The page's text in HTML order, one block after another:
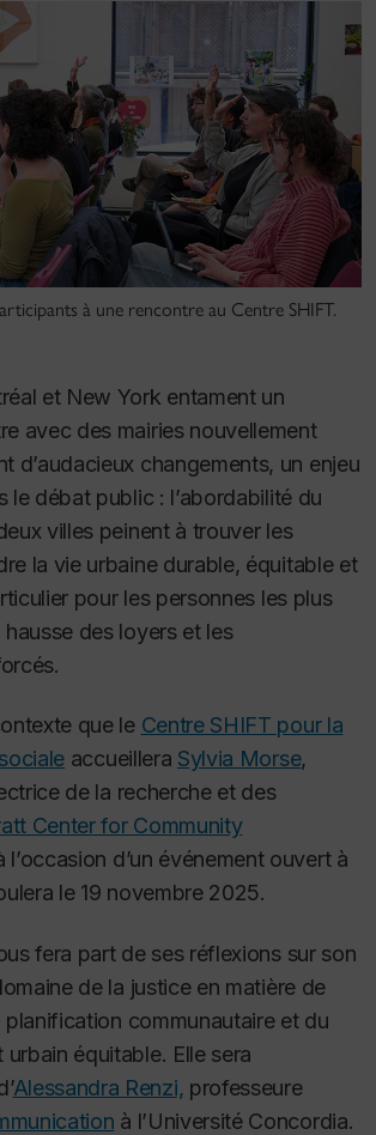
à une rencontre au Centre SHIFT.
et New York entament un
avec des mairies nouvellement
d’audacieux changements, un enjeu
le débat public : l’abordabilité du
villes peinent à trouver les
la vie urbaine durable, équitable et
pour les personnes les plus
des loyers et les
que le Centre SHIFT pour la
accueillera Sylvia Morse,
de la recherche et des
Center for Community
l’occasion d’un événement ouvert à
le 19 novembre 2025.
fera part de ses réflexions sur son
de la justice en matière de
communautaire et du
équitable. Elle sera
Alessandra Renzi, professeure
à l’Université Concordia.